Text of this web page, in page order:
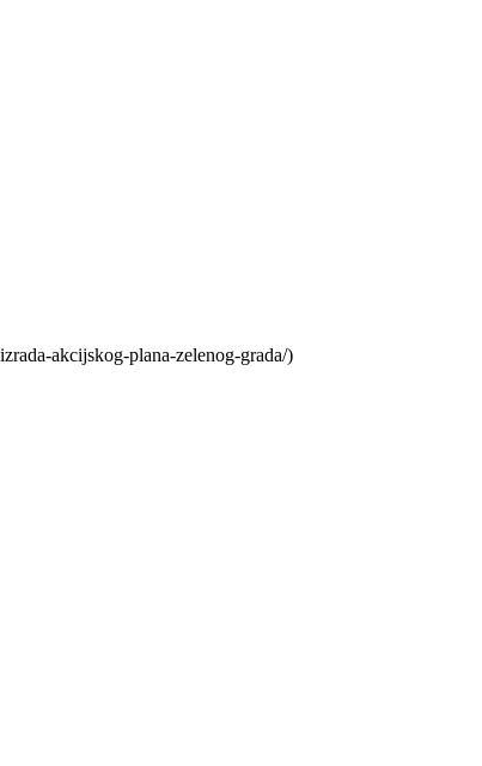
akcijskog-plana-zelenog-grada/)